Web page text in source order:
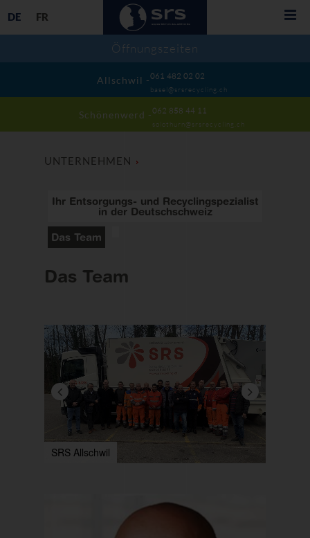
Allschwil -061 482 02 02
basel@srsrecycling.ch
Schönenwerd - 062 858 44 11
solothurn@srsrecycling.ch
FR
DE
UNTERNEHMEN
Ihr Entsorgungs- und Recyclingspezialist
in der Deutschschweiz
Das Team
Das Team
SRS Allschwil